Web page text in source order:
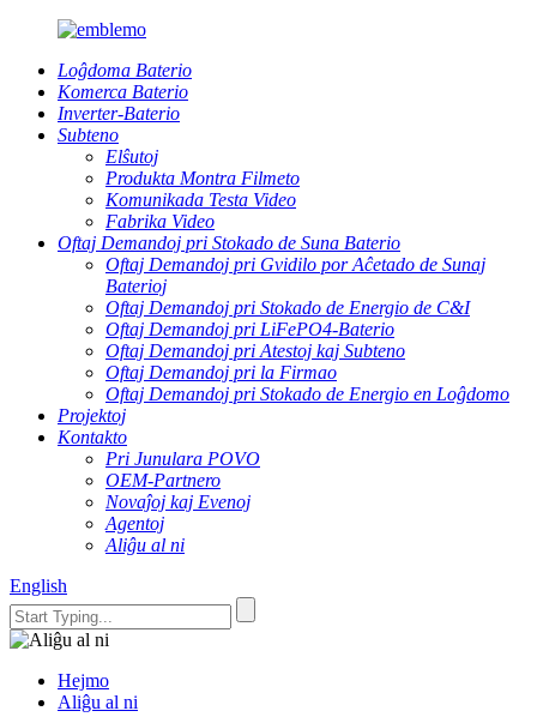
Loĝdoma Baterio
Komerca Baterio
Inverter-Baterio
Subteno
Elŝutoj
Produkta Montra Filmeto
Komunikada Testa Video
Fabrika Video
Oftaj Demandoj pri Stokado de Suna Baterio
Oftaj Demandoj pri Gvidilo por Aĉetado de Sunaj
Baterioj
Oftaj Demandoj pri Stokado de Energio de C&I
Oftaj Demandoj pri LiFePO4-Baterio
Oftaj Demandoj pri Atestoj kaj Subteno
Oftaj Demandoj pri la Firmao
Oftaj Demandoj pri Stokado de Energio en Loĝdomo
Projektoj
Kontakto
Pri Junulara POVO
OEM-Partnero
Novaĵoj kaj Evenoj
Agentoj
Aliĝu al ni
English
Hejmo
Aliĝu al ni